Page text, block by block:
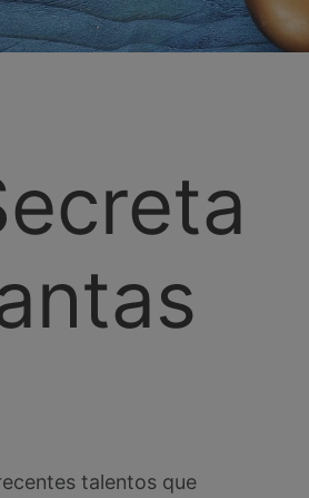
talentos que